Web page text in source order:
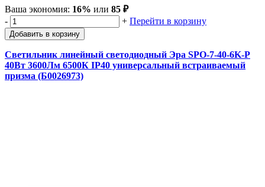
Ваша экономия: 16% или 85 ₽
-
+ Перейти в корзину
Добавить в корзину
Светильник линейный светодиодный Эра SPO-7-40-6K-P
40Вт 3600Лм 6500К IP40 универсальный встраиваемый
призма (Б0026973)